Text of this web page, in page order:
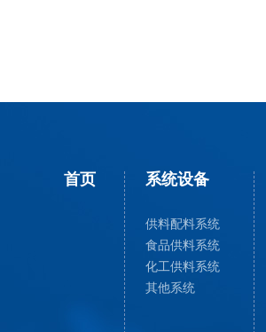
首页 系统设备
供料配料系统
食品供料系统
化工供料系统
其他系统